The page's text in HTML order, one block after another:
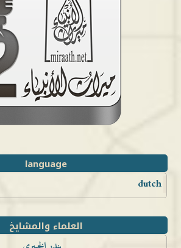
language
dutch
العلماء والمشايخ